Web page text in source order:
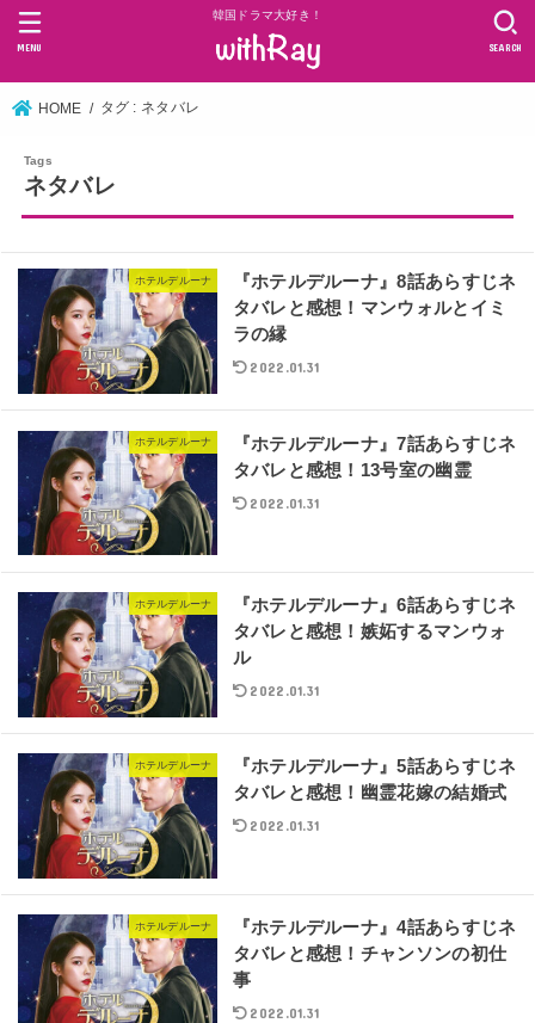
韓国ドラマ大好き！
SEARCH
MENU
HOME タグ : ネタバレ
ネタバレ
ホテルデルーナ
『ホテルデルーナ』8話あらすじネ
タバレと感想！マンウォルとイミ
ラの縁
2022.01.31
ホテルデルーナ
『ホテルデルーナ』7話あらすじネ
タバレと感想！13号室の幽霊
2022.01.31
ホテルデルーナ
『ホテルデルーナ』6話あらすじネ
タバレと感想！嫉妬するマンウォ
ル
2022.01.31
ホテルデルーナ
『ホテルデルーナ』5話あらすじネ
タバレと感想！幽霊花嫁の結婚式
2022.01.31
ホテルデルーナ
『ホテルデルーナ』4話あらすじネ
タバレと感想！チャンソンの初仕
事
2022.01.31